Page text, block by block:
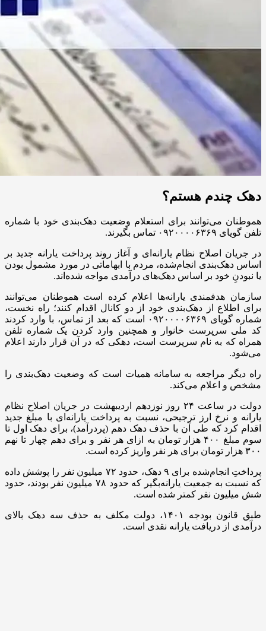
دهک چندم هستم؟
هموطنان می‌توانند برای استعلام وضعیت دهک‌بندی خود با شماره
تلفن گویای ۰۹۲۰۰۰۰۶۳۶۹ تماس بگیرند.
در جریان اصلاح نظام یارانه‌ای و آغاز روند پرداخت یارانه جدید بر
اساس دهک‌بندی انجام‌شده، مردم با ابهاماتی در مورد مشمول بودن
یا نبودنِ خود بر اساس دهک‌های درآمدی مواجه شده‌اند.
سازمان هدفمندی یارانه‌ها اعلام کرده است هموطنان می‌توانند
برای اطلاع از دهک‌بندی خود از دو کانال اقدام کنند؛ راه نخست،
شماره گویای ۰۹۲۰۰۰۰۶۳۶۹ است که بعد از تماس، با وارد کردند
کد ملی سرپرست خانوار و همچنین وارد کردن یک شماره تلفن
همراه که به نام سرپرست است، دهکی که در آن قرار دارند اعلام
می‌شود.
راه دیگر مراجعه به سامانه همیات است که وضعیت دهک‌بندی را
مشخص و اعلام می‌کند.
دولت در ساعت ۲۴ روز نوزدهم اردیبهشت در جریان اصلاح نظام
یارانه و نرخ ارز ترجیحی، نسبت به پرداخت یارانه‌ای با مبلغ جدید
اقدام کرد که طی آن با حذف دهک دهم (پردرآمد)، برای دهک اول تا
سوم مبلغ ۴۰۰ هزار تومان به ازای هر نفر و برای دهم چهار تا نهم
۳۰۰ هزار تومان برای هر نفر واریز کرده است.
پرداختِ انجام‌شده برای ۹ دهک، حدود ۷۲ میلیون نفر را پوشش داده
که نسبت به جمعیت یارانه‌بگیر که حدود ۷۸ میلیون نفر بودند، حدود
شش میلیون نفر کمتر شده است.
طبق قانون بودجه ۱۴۰۱، دولت مکلف به حذف سه دهک بالای
درآمدی از دریافت یارانه نقدی است.